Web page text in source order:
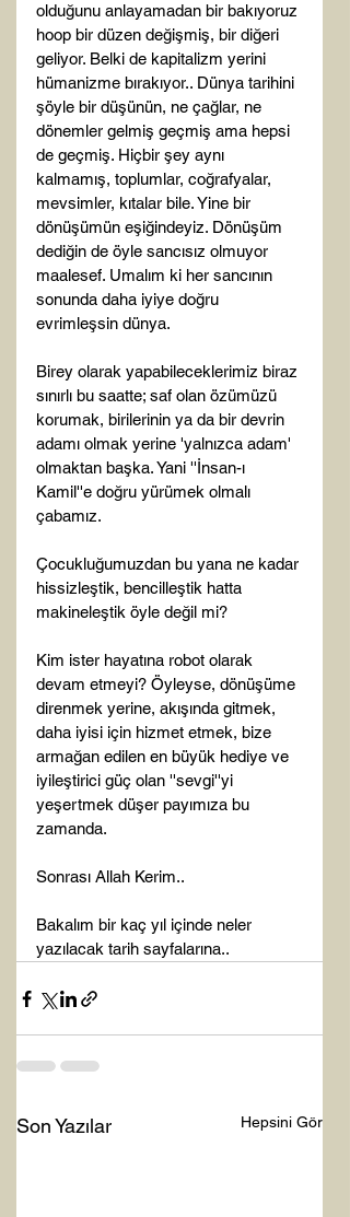
olduğunu anlayamadan bir bakıyoruz
hoop bir düzen değişmiş, bir diğeri
geliyor. Belki de kapitalizm yerini
hümanizme bırakıyor.. Dünya tarihini
şöyle bir düşünün, ne çağlar, ne
dönemler gelmiş geçmiş ama hepsi
de geçmiş. Hiçbir şey aynı
kalmamış, toplumlar, coğrafyalar,
mevsimler, kıtalar bile. Yine bir
dönüşümün eşiğindeyiz. Dönüşüm
dediğin de öyle sancısız olmuyor
maalesef. Umalım ki her sancının
sonunda daha iyiye doğru
evrimleşsin dünya.
Birey olarak yapabileceklerimiz biraz
sınırlı bu saatte; saf olan özümüzü
korumak, birilerinin ya da bir devrin
adamı olmak yerine 'yalnızca adam'
olmaktan başka. Yani ''İnsan-ı
Kamil''e doğru yürümek olmalı
çabamız.
Çocukluğumuzdan bu yana ne kadar
hissizleştik, bencilleştik hatta
makineleştik öyle değil mi?
Kim ister hayatına robot olarak
devam etmeyi? Öyleyse, dönüşüme
direnmek yerine, akışında gitmek,
daha iyisi için hizmet etmek, bize
armağan edilen en büyük hediye ve
iyileştirici güç olan ''sevgi''yi
yeşertmek düşer payımıza bu
zamanda.
Sonrası Allah Kerim..
Bakalım bir kaç yıl içinde neler
yazılacak tarih sayfalarına..
Son Yazılar Hepsini Gör